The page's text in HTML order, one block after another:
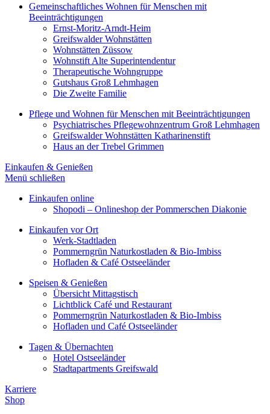
Gemeinschaftliches Wohnen für Menschen mit
Beeinträchtigungen
Ernst-Moritz-Arndt-Heim
Greifswalder Wohnstätten
Wohnstätten Züssow
Wohnstift Alte Superintendentur
Therapeutische Wohngruppe
Gutshaus Groß Lehmhagen
Die Zweite Familie
Pflege und Wohnen für Menschen mit Beeinträchtigungen
Psychiatrisches Pflegewohnzentrum Groß Lehmhagen
Greifswalder Wohnstätten Katharinenstift
Haus an der Trebel Grimmen
Einkaufen & Genießen
Menü schließen
Einkaufen online
Shopodi – Onlineshop der Pommerschen Diakonie
Einkaufen vor Ort
Werk-Stadtladen
Pommerngrün Naturkostladen & Bio-Imbiss
Hofladen & Café Ostseeländer
Speisen & Genießen
Übersicht Mittagstisch
Lichtblick Café und Restaurant
Pommerngrün Naturkostladen & Bio-Imbiss
Hofladen und Café Ostseeländer
Tagen & Übernachten
Hotel Ostseeländer
Stadtapartments Greifswald
Karriere
Shop